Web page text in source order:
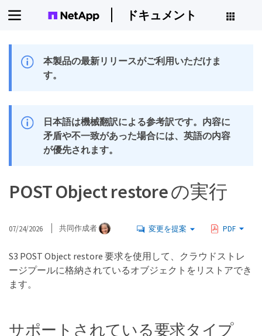
ドキュメント
本製品の最新リリースがご利用いただけま
す。
日本語は機械翻訳による参考訳です。内容に
矛盾や不一致があった場合には、英語の内容
が優先されます。
POST Object restore の実行
07/24/2026 共同作成者 変更を提案 PDF
S3 POST Object restore 要求を使用して、クラウドストレ
ージプールに格納されているオブジェクトをリストアでき
ます。
サポートされている要求タイプ